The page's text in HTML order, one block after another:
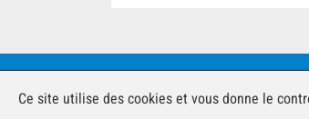
©
Ce site utilise des cookies et vous donne le